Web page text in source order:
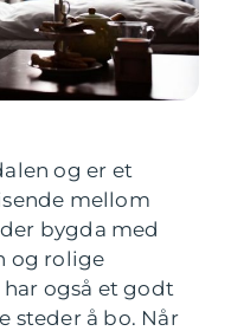
og er et
mellom
bygda med
og rolige
også et godt
steder å bo. Når